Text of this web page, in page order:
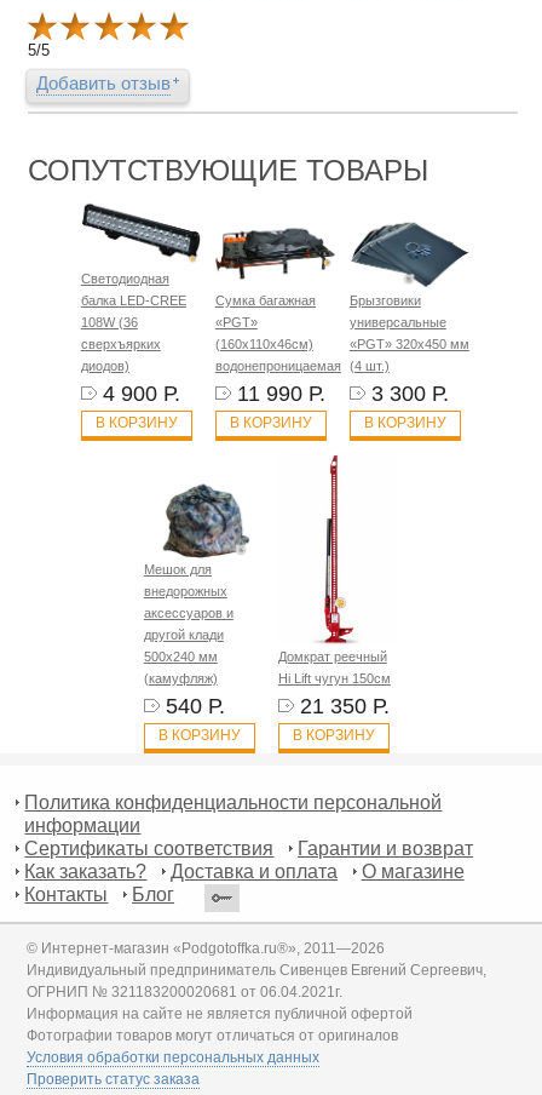
5/5
Добавить отзыв
СОПУТСТВУЮЩИЕ ТОВАРЫ
Светодиодная
балка LED-CREE
108W (36
сверхъярких
диодов)
4 900 Р.
В КОРЗИНУ
Сумка багажная
«PGT»
(160х110х46см)
водонепроницаемая
11 990 Р.
В КОРЗИНУ
Брызговики
универсальные
«PGT» 320х450 мм
(4 шт.)
3 300 Р.
В КОРЗИНУ
Мешок для
внедорожных
аксессуаров и
другой клади
500х240 мм
(камуфляж)
540 Р.
В КОРЗИНУ
Домкрат реечный
Hi Lift чугун 150см
21 350 Р.
В КОРЗИНУ
Политика конфиденциальности персональной
информации
Сертификаты соответствия
Гарантии и возврат
Как заказать?
Доставка и оплата
О магазине
Контакты
Блог
© Интернет-магазин «Podgotoffka.ru®», 2011—2026
Индивидуальный предприниматель Сивенцев Евгений Сергеевич,
ОГРНИП № 321183200020681 от 06.04.2021г.
Информация на сайте не является публичной офертой
Фотографии товаров могут отличаться от оригиналов
Условия обработки персональных данных
Проверить статус заказа